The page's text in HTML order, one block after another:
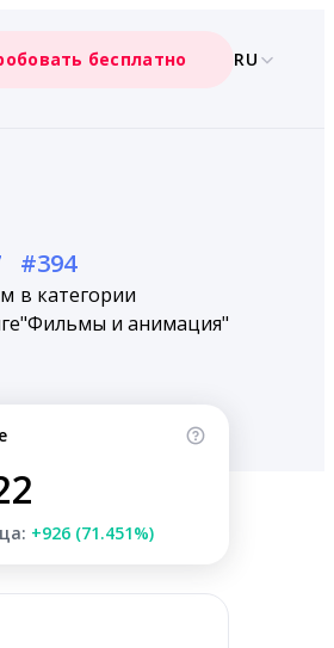
бесплатно RU
#394
в категории
"Фильмы и анимация"
+926 (71.451%)